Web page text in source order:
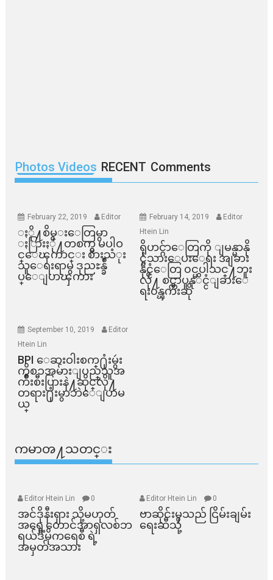
Photos Videos RECENT Comments
February 22, 2019 Editor
ႏို႔စိမ္းေတြမွာ
ႏြားႏို႔တစက္မွ မပါဝ
င္ေၾကာင္း စားသံုး
သူေရးရာမွ ဒုညႊန္ခ်ဳ
ပ္ေျပာၾကား
February 14, 2019
Editor
Htein Lin
ရိုဟင္ဂ်ာေတြကို ျမန္မာနို
င္ငံသားေပးေရး အျခား
နိုင္ငံေတြ ၀င္မပါသင္႔ဘူး
လို႔ စင္ကာပူနုိင္ငံျခားေ
ရး၀န္ၾကီးဆို
September 10, 2019
Editor
Htein Lin
BPI ​ေဆးဝါးစက္​႐ုံးမွဴး
ကိစၥအမ်ားျပည္​သူအ
က်ိဳးစီးပြားနဲ႔ဆိုင္​လို႔
တရား႐ုံးမွာဘဲေျပာမ
ယ္​
ကမာၻ႔သတင္း
Editor Htein Lin 0
အင်ဒိုနီးရှား သို့မဟုတ်
အရှေ့တောင်အာရှလစ်ဘ
ရယ်ဒီမိုကရေစီ ရဲ့
အမှတ်အသား
Editor Htein Lin 0
ဗာဆိုင်းမှသည် ငြိမ်းချမ်း
ရေးဆီသို့